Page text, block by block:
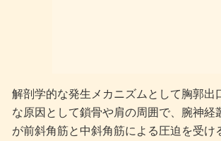
解剖学的な発生メカニズムとして胸郭出
な原因として鎖骨や肩の周囲で、腕神経
が前斜角筋と中斜角筋による圧迫を受け